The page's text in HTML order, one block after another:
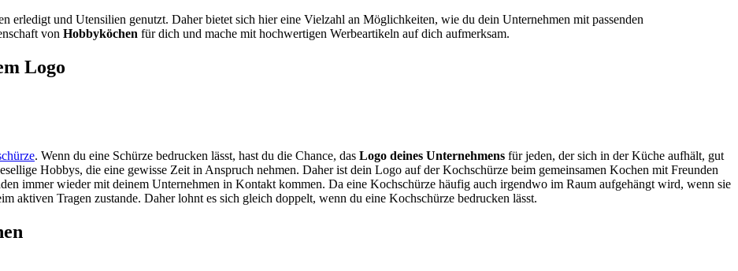
erledigt und Utensilien genutzt. Daher bietet sich hier eine Vielzahl an Möglichkeiten, wie du dein Unternehmen mit passenden
von Hobbyköchen für dich und mache mit hochwertigen Werbeartikeln auf dich aufmerksam.
Logo
. Wenn du eine Schürze bedrucken lässt, hast du die Chance, das Logo deines Unternehmens für jeden, der sich in der Küche aufhält, gut
Hobbys, die eine gewisse Zeit in Anspruch nehmen. Daher ist dein Logo auf der Kochschürze beim gemeinsamen Kochen mit Freunden
immer wieder mit deinem Unternehmen in Kontakt kommen. Da eine Kochschürze häufig auch irgendwo im Raum aufgehängt wird, wenn sie
aktiven Tragen zustande. Daher lohnt es sich gleich doppelt, wenn du eine Kochschürze bedrucken lässt.